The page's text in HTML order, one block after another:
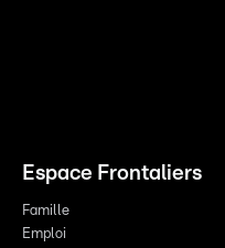
Espace Frontaliers
Famille
Emploi